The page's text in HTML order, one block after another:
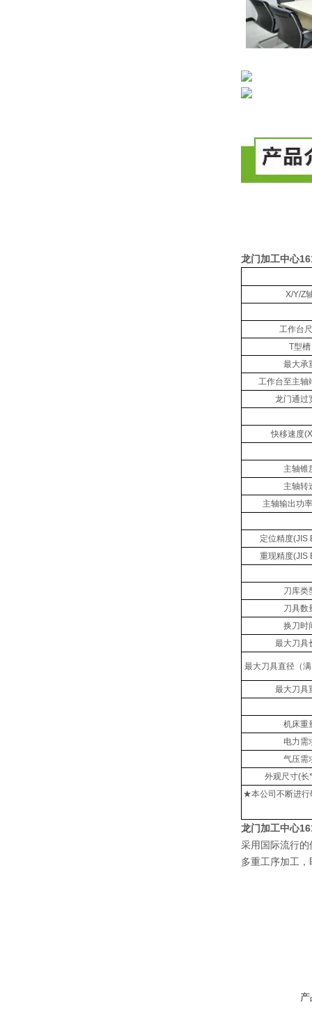
龙门加工中心
X/Y/Z
工作台
T型槽
最大承
工作台至主轴
龙门通过
快移速度
主轴锥
主轴转
主轴输出功率
定位精度(JIS
重现精度(JIS
刀库类
刀具数
换刀时
最大刀具
最大刀具直径（
最大刀具
机床重
电力需
气压需
外观尺寸(长
★本公司不断进行
龙门加工中心
采用国际流行
多重工序加工